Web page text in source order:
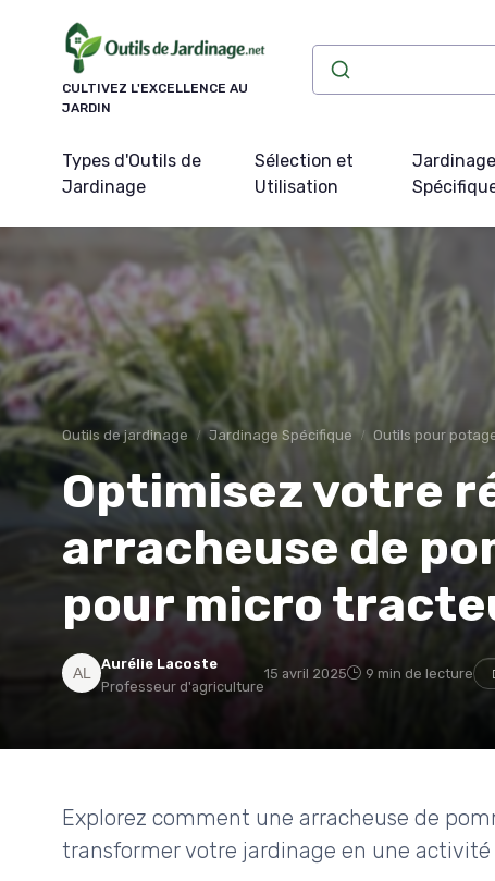
CULTIVEZ L'EXCELLENCE AU
JARDIN
Types d'Outils de
Jardinage
Sélection et
Utilisation
Jardinage
Outils de jardinage Jardinage Spécifique Outils pour
Optimisez votre
arracheuse de
pour micro
Aurélie Lacoste
Professeur d'agriculture
15 avril 2025 9 min de lecture
Explorez comment une arracheuse de
transformer votre jardinage en une